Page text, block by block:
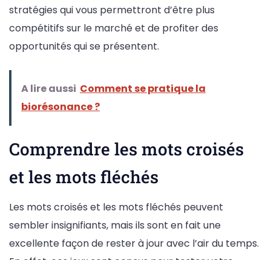
stratégies qui vous permettront d’être plus
compétitifs sur le marché et de profiter des
opportunités qui se présentent.
A lire aussi Comment se pratique la
biorésonance ?
Comprendre les mots croisés
et les mots fléchés
Les mots croisés et les mots fléchés peuvent
sembler insignifiants, mais ils sont en fait une
excellente façon de rester à jour avec l’air du temps.